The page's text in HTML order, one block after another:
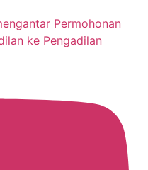
Permohonan
ke Pengadilan